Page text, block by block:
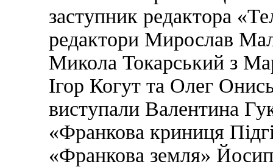
заступник редактора
редактори Мирослав
Микола Токарський з
Ігор Когут та Олег
виступали Валентина
«Франкова криниця
«Франкова земля»